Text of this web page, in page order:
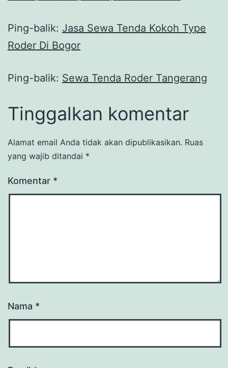
Ping-balik: Jasa Sewa Tenda Kokoh Type
Roder Di Bogor
Ping-balik: Sewa Tenda Roder Tangerang
Tinggalkan komentar
Alamat email Anda tidak akan dipublikasikan. Ruas
yang wajib ditandai *
Komentar *
Nama *